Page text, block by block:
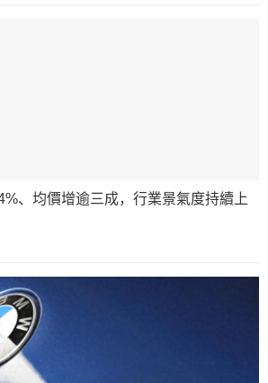
、均價增逾三成，行業景氣度持續上